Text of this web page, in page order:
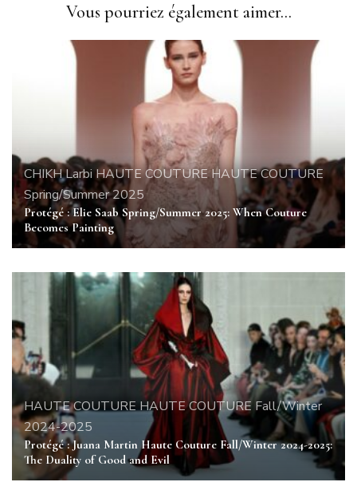
Vous pourriez également aimer...
CHIKH Larbi HAUTE COUTUREHAUTE COUTURE
Spring/Summer 2025
Protégé : Elie Saab Spring/Summer 2025: When Couture
Becomes Painting
HAUTE COUTUREHAUTE COUTURE Fall/Winter
2024-2025
Protégé : Juana Martin Haute Couture Fall/Winter 2024-2025:
The Duality of Good and Evil